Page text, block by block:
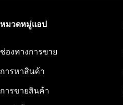
หมวดหมู่แอป
ช่องทางการขาย
การหาสินค้า
การขายสินค้า